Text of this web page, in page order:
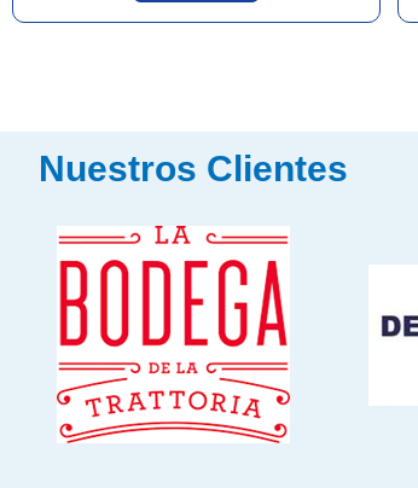
Nuestros Clientes